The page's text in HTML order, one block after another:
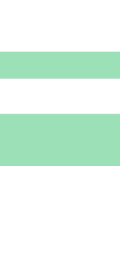
App